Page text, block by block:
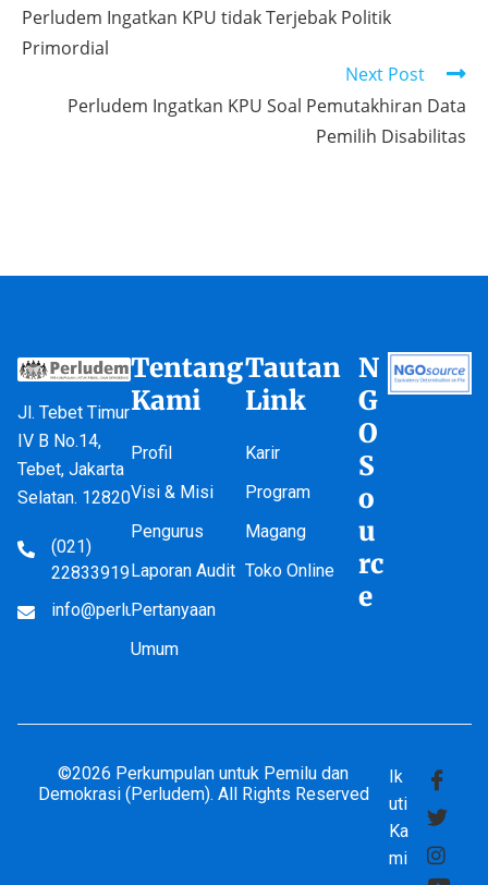
Perludem Ingatkan KPU tidak Terjebak Politik
Primordial
Next Post
Perludem Ingatkan KPU Soal Pemutakhiran Data
Pemilih Disabilitas
Jl. Tebet Timur
IV B No.14,
Tebet, Jakarta
Selatan. 12820
(021)
22833919
info@perludem.or.id
Tentang
Kami
Profil
Visi & Misi
Pengurus
Laporan Audit
Pertanyaan
Umum
Tautan
Link
Karir
Program
Magang
Toko Online
N
G
O
S
o
u
rc
e
©2026 Perkumpulan untuk Pemilu dan
Demokrasi (Perludem). All Rights Reserved
Ik
uti
Ka
mi